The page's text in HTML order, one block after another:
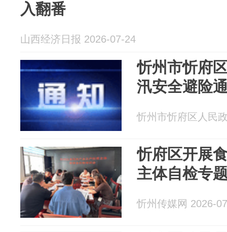
入翻番
山西经济日报 2026-07-24
忻州市忻府
汛安全避险
忻州市忻府区人民
忻府区开展
主体自检专
忻州传媒网 2026-